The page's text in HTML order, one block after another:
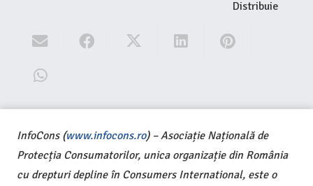
Distribuie
InfoCons (www.infocons.ro) – Asociație Națională de
Protecția Consumatorilor, unica organizație din România
cu drepturi depline în Consumers International, este o